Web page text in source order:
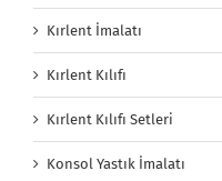
Kırlent İmalatı
Kırlent Kılıfı
Kırlent Kılıfı Setleri
Konsol Yastık İmalatı